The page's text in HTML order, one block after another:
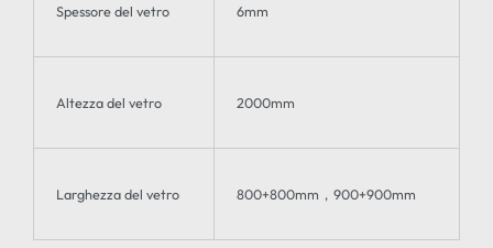
Spessore del vetro 6mm
Altezza del vetro 2000mm
Larghezza del vetro 800+800mm，900+900mm